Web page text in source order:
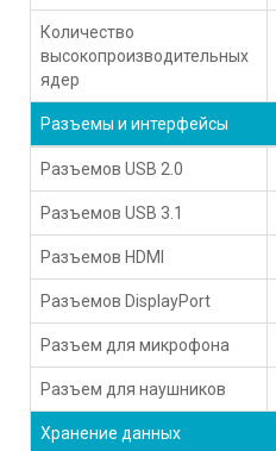
Количество
высокопроизводительных
ядер
Разъемы и интерфейсы
Разъемов USB 2.0
Разъемов USB 3.1
Разъемов HDMI
Разъемов DisplayPort
Разъем для микрофона
Разъем для наушников
Хранение данных